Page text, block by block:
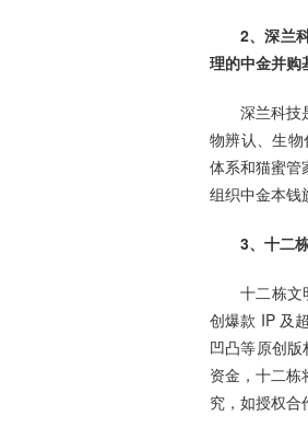
2、深兰
理的中金并购
深兰科技
物辨认、生
体系和猫蜜管
组织中金本钱
3、十二
十二栋文
创爆款 IP 及
凹凸等原创
资金，十二
究，如授权合